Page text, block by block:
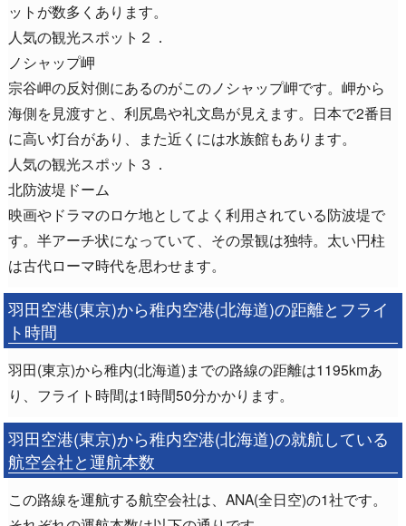
ットが数多くあります。
人気の観光スポット２．
ノシャップ岬
宗谷岬の反対側にあるのがこのノシャップ岬です。岬から
海側を見渡すと、利尻島や礼文島が見えます。日本で2番目
に高い灯台があり、また近くには水族館もあります。
人気の観光スポット３．
北防波堤ドーム
映画やドラマのロケ地としてよく利用されている防波堤で
す。半アーチ状になっていて、その景観は独特。太い円柱
は古代ローマ時代を思わせます。
羽田空港(東京)から稚内空港(北海道)の距離とフライ
ト時間
羽田(東京)から稚内(北海道)までの路線の距離は1195kmあ
り、フライト時間は1時間50分かかります。
羽田空港(東京)から稚内空港(北海道)の就航している
航空会社と運航本数
この路線を運航する航空会社は、ANA(全日空)の1社です。